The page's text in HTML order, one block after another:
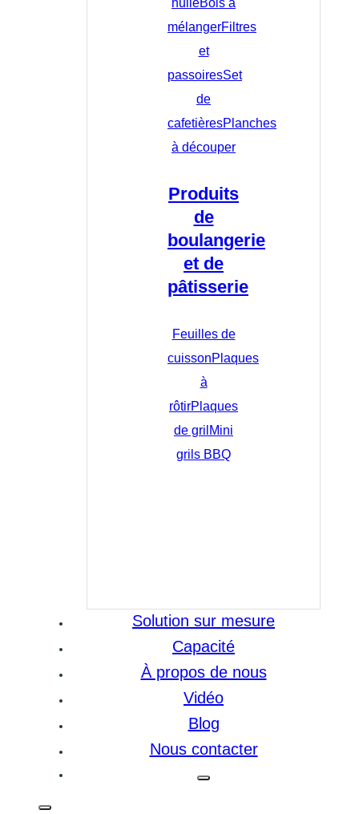
mélangerFiltres
et
passoiresSet
de
cafetièresPlanches
à découper
Produits
de
boulangerie
et de
pâtisserie
Feuilles de
cuissonPlaques
à
rôtirPlaques
de gril Mini
grils BBQ
Solution sur mesure
Capacité
À propos de nous
Vidéo
Blog
Nous contacter